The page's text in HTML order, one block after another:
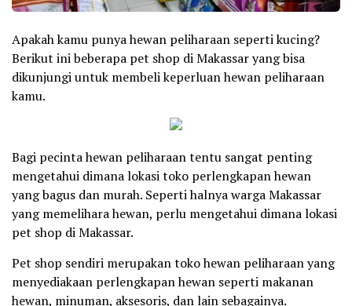
Apakah kamu punya hewan peliharaan seperti kucing?
Berikut ini beberapa pet shop di Makassar yang bisa
dikunjungi untuk membeli keperluan hewan peliharaan
kamu.
Bagi pecinta hewan peliharaan tentu sangat penting
mengetahui dimana lokasi toko perlengkapan hewan
yang bagus dan murah. Seperti halnya warga Makassar
yang memelihara hewan, perlu mengetahui dimana lokasi
pet shop di Makassar.
Pet shop sendiri merupakan toko hewan peliharaan yang
menyediakaan perlengkapan hewan seperti makanan
hewan, minuman, aksesoris, dan lain sebagainya.